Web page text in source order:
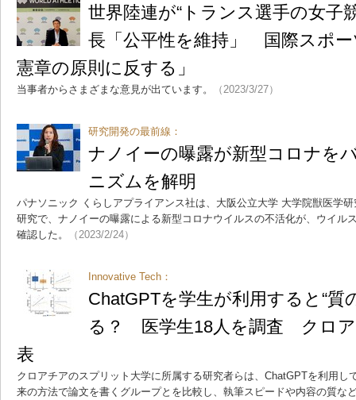
世界陸連が“トランス選手の女子
長「公平性を維持」 国際スポー
憲章の原則に反する」
当事者からさまざまな意見が出ています。 （2023/3/27）
研究開発の最前線：
ナノイーの曝露が新型コロナを
ニズムを解明
パナソニック くらしアプライアンス社は、大阪公立大学 大学院獣医学
研究で、ナノイーの曝露による新型コロナウイルスの不活化が、ウイル
確認した。
（2023/2/24）
Innovative Tech：
ChatGPTを学生が利用すると“質
る？ 医学生18人を調査 クロア
表
クロアチアのスプリット大学に所属する研究者らは、ChatGPTを利用し
来の方法で論文を書くグループとを比較し、執筆スピードや内容の質な